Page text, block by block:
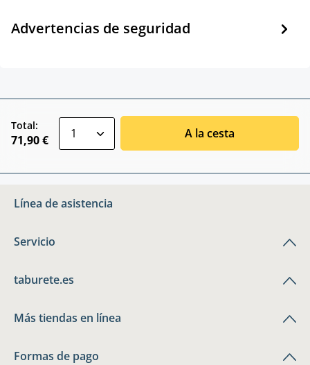
Advertencias de seguridad
Total:
71,90 € A la cesta
Línea de asistencia
Servicio
taburete.es
Más tiendas en línea
Formas de pago